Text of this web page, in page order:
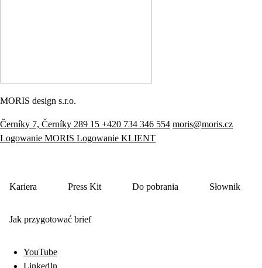
MORIS design s.r.o.
Černíky 7, Černíky 289 15 +420 734 346 554 moris@moris.cz
Logowanie MORIS Logowanie KLIENT
Kariera Press Kit Do pobrania Słownik
Jak przygotować brief
YouTube